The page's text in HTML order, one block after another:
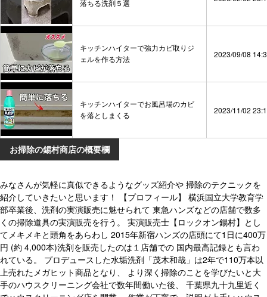
落ちる洗剤５選
キッチンハイターで強力カビ取りジ
ェルを作る方法
2023/09/08
キッチンハイターでお風呂場のカビ
を落としまくる
2023/11/02
お掃除の錫村商店の概要欄
みなさんが気軽に真似できるようなグッズ紹介や 掃除のテクニックを
紹介していきたいと思います！ 【プロフィール】 横浜国立大学教育学
部卒業後、洗剤の実演販売に魅せられて 東急ハンズなどの店舗で数多
くの掃除道具の実演販売を行う。 実演販売士【ロックオン錫村】とし
てメキメキと頭角をあらわし 2015年新宿ハンズの店頭にて1日に400万
円 (約 4,000本)洗剤を販売したのは１店舗での 国内最高記録とも言わ
れている。 プロデュースした水垢洗剤「茂木和哉」は2年で110万本以
上売れたメガヒット商品となり、 より深く掃除のことを学びたいと大
手のハウスクリーニング会社で数年間働いた後、 千葉県九十九里近く